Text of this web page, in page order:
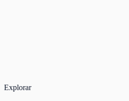
Explorar